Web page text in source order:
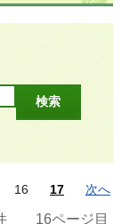
16 17 次へ
16ページ目